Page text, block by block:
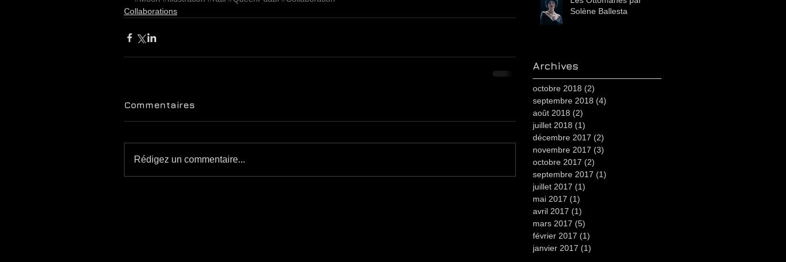
Collaborations
Commentaires
Rédigez un commentaire...
Solène Ballesta
Archives
octobre 2018 (2)
septembre 2018 (4)
août 2018 (2)
juillet 2018 (1)
décembre 2017 (2)
novembre 2017 (3)
octobre 2017 (2)
septembre 2017 (1)
juillet 2017 (1)
mai 2017 (1)
avril 2017 (1)
mars 2017 (5)
février 2017 (1)
janvier 2017 (1)